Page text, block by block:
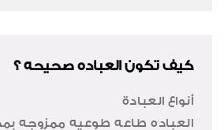
كيف تكون العباده صحيحه ؟
أنواع العبادة
العباده طاعه طوعيه ممزوجه